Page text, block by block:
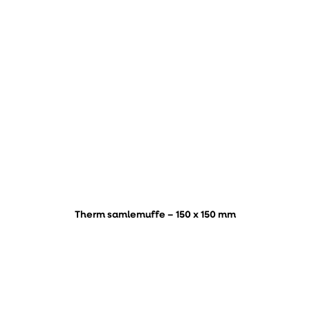
Therm samlemuffe – 150 x 150 mm